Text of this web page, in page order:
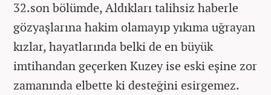
32.son bölümde, Aldıkları talihsiz haberle
gözyaşlarına hakim olamayıp yıkıma uğrayan
kızlar, hayatlarında belki de en büyük
imtihandan geçerken Kuzey ise eski eşine zor
zamanında elbette ki desteğini esirgemez.